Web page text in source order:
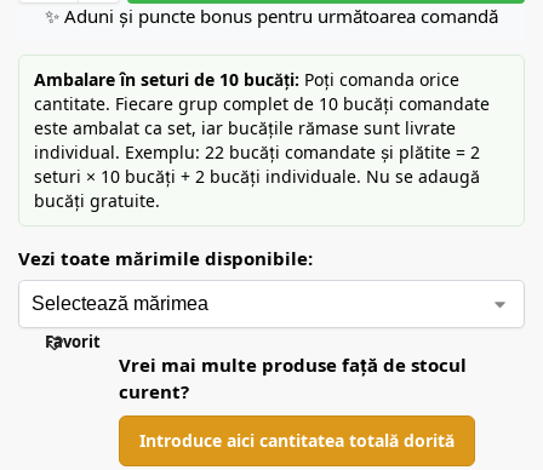
✨ Aduni și puncte bonus pentru următoarea comandă
Ambalare în seturi de 10 bucăți: Poți comanda orice
cantitate. Fiecare grup complet de 10 bucăți comandate
este ambalat ca set, iar bucățile rămase sunt livrate
individual. Exemplu: 22 bucăți comandate și plătite = 2
seturi × 10 bucăți + 2 bucăți individuale. Nu se adaugă
bucăți gratuite.
Vezi toate mărimile disponibile:
Favorit
Vrei mai multe produse față de stocul
curent?
Introduce aici cantitatea totală dorită